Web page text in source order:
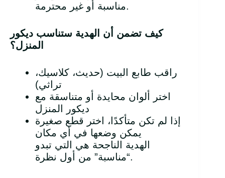
مناسبة أو غير محترمة.
كيف تضمن أن الهدية ستناسب ديكور
المنزل؟
راقب طابع البيت (حديث، كلاسيك،
تراثي)
اختر ألوان محايدة أو متناسقة مع
ديكور المنزل
إذا لم تكن متأكدًا، اختر قطع صغيرة
يمكن وضعها في أي مكان
الهدية الناجحة هي التي تبدو
“مناسبة” من أول نظرة.